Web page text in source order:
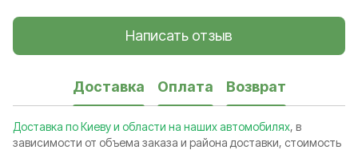
Написать отзыв
Доставка Оплата Возврат
Доставка по Киеву и области на наших автомобилях, в
зависимости от объема заказа и района доставки, стоимость